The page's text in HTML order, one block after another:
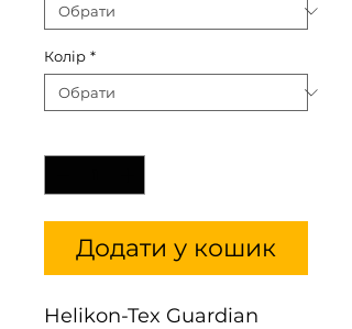
Колір *
Додати у кошик
Helikon-Tex Guardian